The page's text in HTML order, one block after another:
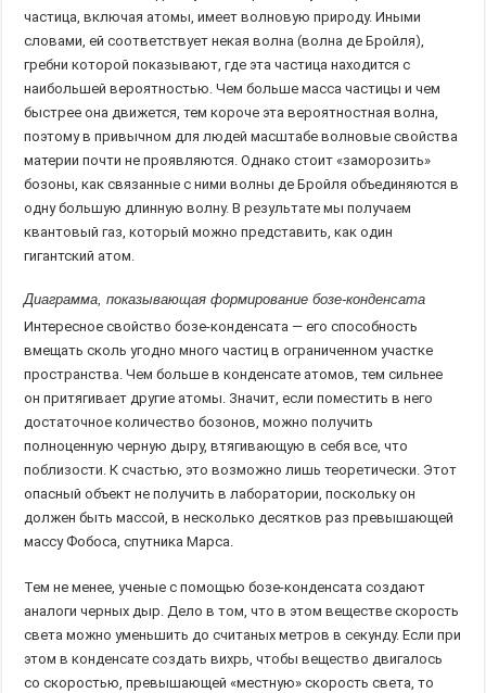
частица, включая атомы, имеет волновую природу. Иными
словами, ей соответствует некая волна (волна де Бройля),
гребни которой показывают, где эта частица находится с
наибольшей вероятностью. Чем больше масса частицы и чем
быстрее она движется, тем короче эта вероятностная волна,
поэтому в привычном для людей масштабе волновые свойства
материи почти не проявляются. Однако стоит «заморозить»
бозоны, как связанные с ними волны де Бройля объединяются в
одну большую длинную волну. В результате мы получаем
квантовый газ, который можно представить, как один
гигантский атом.
Диаграмма, показывающая формирование бозе-конденсата
Интересное свойство бозе-конденсата — его способность
вмещать сколь угодно много частиц в ограниченном участке
пространства. Чем больше в конденсате атомов, тем сильнее
он притягивает другие атомы. Значит, если поместить в него
достаточное количество бозонов, можно получить
полноценную черную дыру, втягивающую в себя все, что
поблизости. К счастью, это возможно лишь теоретически. Этот
опасный объект не получить в лаборатории, поскольку он
должен быть массой, в несколько десятков раз превышающей
массу Фобоса, спутника Марса.
Тем не менее, ученые с помощью бозе-конденсата создают
аналоги черных дыр. Дело в том, что в этом веществе скорость
света можно уменьшить до считаных метров в секунду. Если при
этом в конденсате создать вихрь, чтобы вещество двигалось
со скоростью, превышающей «местную» скорость света, то